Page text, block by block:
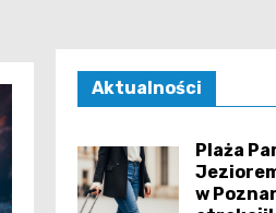
Aktualności
Plaża
w